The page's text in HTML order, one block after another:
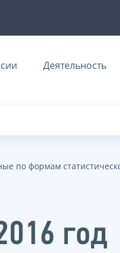
Деятельность
по формам
год